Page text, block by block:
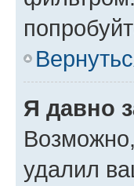
Я давно
удалил